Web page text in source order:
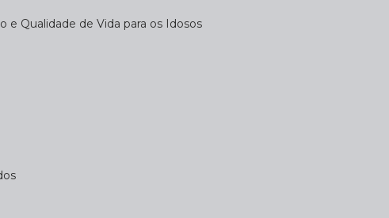
e Qualidade de Vida para os Idosos